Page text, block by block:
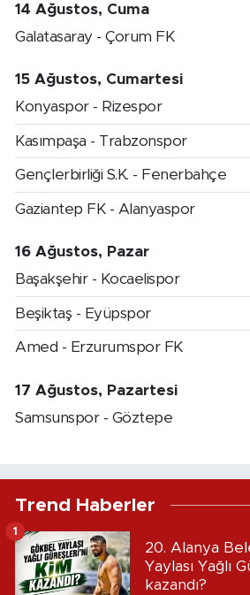
14 Ağustos, Cuma
Galatasaray - Çorum FK
15 Ağustos, Cumartesi
Konyaspor - Rizespor
Kasımpaşa - Trabzonspor
Gençlerbirliği S.K. - Fenerbahçe
Gaziantep FK - Alanyaspor
16 Ağustos, Pazar
Başakşehir - Kocaelispor
Beşiktaş - Eyüpspor
Amed - Erzurumspor FK
17 Ağustos, Pazartesi
Samsunspor - Göztepe
Trend Haberler
20. Alanya
Yaylası Yağlı
kazandı?
1